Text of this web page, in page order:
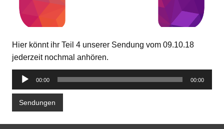
Hier könnt ihr Teil 4 unserer Sendung vom 09.10.18
jederzeit nochmal anhören.
Audio-
Player
00:00 00:00
Sendungen